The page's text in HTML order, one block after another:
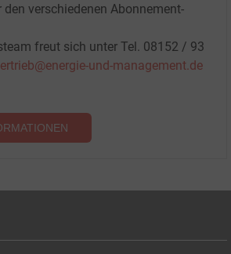
den verschiedenen Abonnement-
freut sich unter Tel. 08152 / 93
und-management.de